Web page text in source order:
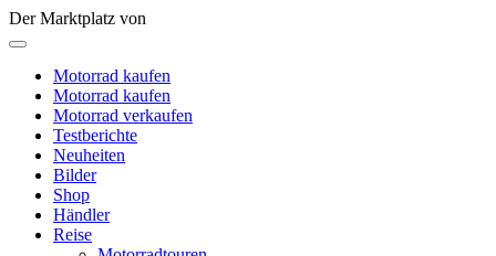
Der Marktplatz von
Motorrad kaufen
Motorrad kaufen
Motorrad verkaufen
Testberichte
Neuheiten
Bilder
Shop
Händler
Reise